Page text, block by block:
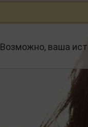
Возможно, ваша